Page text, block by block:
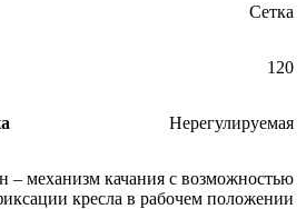
Сетка
120
Нерегулируемая
– механизм качания с возможностью
кресла в рабочем положении